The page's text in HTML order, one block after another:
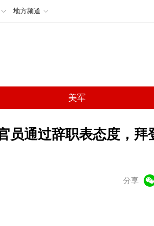
地方频道
美军
员通过辞职表态度，拜
分享
微博